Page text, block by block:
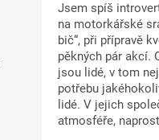
Jsem spíš
na motorkářské
bič“, při přípravě
pěkných pár akcí.
jsou lidé, v tom
potřebu
lidé. V jejich
atmosféře,